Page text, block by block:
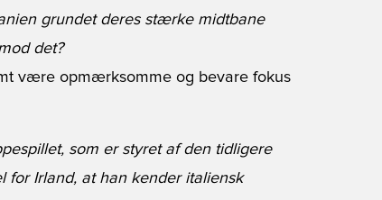
grundet deres stærke midtbane
det?
være opmærksomme og bevare fokus
som er styret af den tidligere
for Irland, at han kender italiensk